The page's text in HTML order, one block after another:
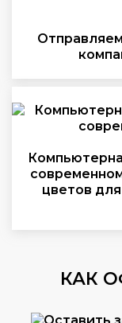
цветов
КАК